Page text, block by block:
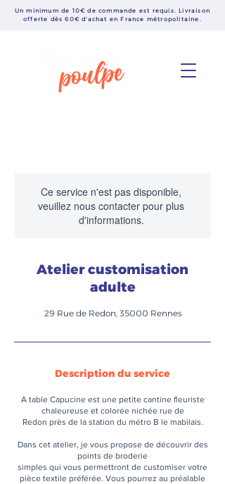
Un minimum de 10€ de commande est requis. Livraison
offerte dès 60€ d'achat en France métropolitaine.
Ce service n'est pas disponible,
veuillez nous contacter pour plus
d'informations.
Atelier customisation
adulte
29 Rue de Redon, 35000 Rennes
Description du service
A table Capucine est une petite cantine fleuriste
chaleureuse et colorée nichée rue de
Redon près de la station du métro B le mabilais.
Dans cet atelier, je vous propose de découvrir des
points de broderie
simples qui vous permettront de customiser votre
pièce textile préférée. Vous pourrez au préalable